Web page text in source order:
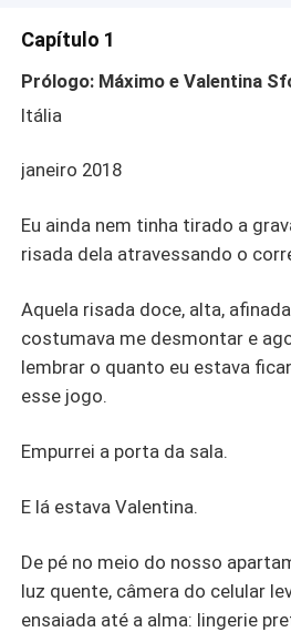
Capítulo 1
Prólogo: Máximo e Valentina
Itália
janeiro 2018
Eu ainda nem tinha tirado a
risada dela atravessando o
Aquela risada doce, alta,
costumava me desmontar e
lembrar o quanto eu estava
esse jogo.
Empurrei a porta da sala.
E lá estava Valentina.
De pé no meio do nosso
luz quente, câmera do celular
ensaiada até a alma: lingerie